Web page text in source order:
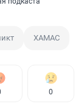
ХАМАС
0